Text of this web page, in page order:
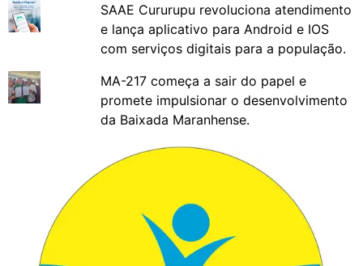
SAAE Cururupu revoluciona atendimento
e lança aplicativo para Android e IOS
com serviços digitais para a população.
MA-217 começa a sair do papel e
promete impulsionar o desenvolvimento
da Baixada Maranhense.